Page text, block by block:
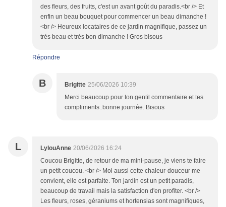
des fleurs, des fruits, c'est un avant goût du paradis.<br /> Et
enfin un beau bouquet pour commencer un beau dimanche !
<br /> Heureux locataires de ce jardin magnifique, passez un
très beau et très bon dimanche ! Gros bisous
Répondre
B Brigitte 25/06/2026 10:39
Merci beaucoup pour ton gentil commentaire et tes
compliments..bonne journée. Bisous
L LylouAnne 20/06/2026 16:24
Coucou Brigitte, de retour de ma mini-pause, je viens te faire
un petit coucou. <br /> Moi aussi cette chaleur-douceur me
convient, elle est parfaite. Ton jardin est un petit paradis,
beaucoup de travail mais la satisfaction d'en profiter. <br />
Les fleurs, roses, géraniums et hortensias sont magnifiques,